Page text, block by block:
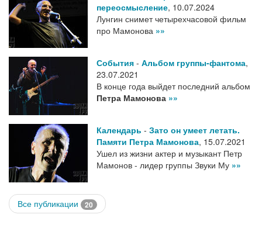
переосмысление, 10.07.2024
Лунгин снимет четырехчасовой фильм
про Мамонова »»
События - Альбом группы-фантома,
23.07.2021
В конце года выйдет последний альбом
Петра Мамонова »»
Календарь - Зато он умеет летать.
Памяти Петра Мамонова, 15.07.2021
Ушел из жизни актер и музыкант Петр
Мамонов - лидер группы Звуки Му »»
Все публикации 20